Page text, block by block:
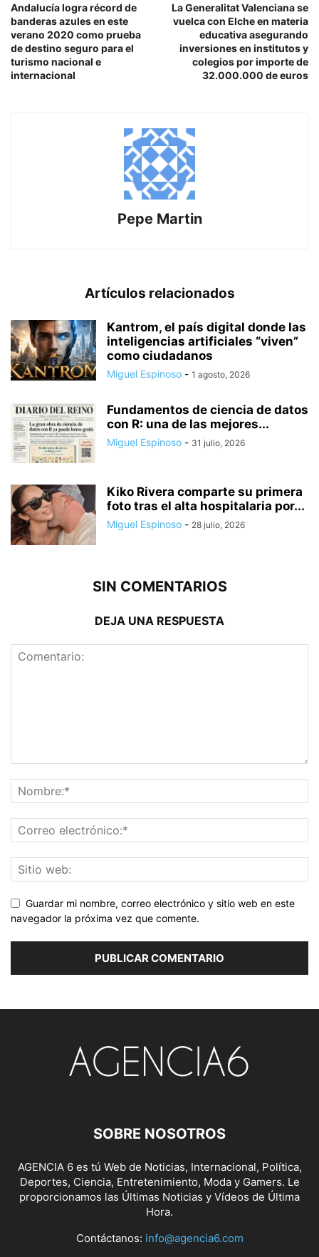
Andalucía logra récord de
banderas azules en este
verano 2020 como prueba
de destino seguro para el
turismo nacional e
internacional
La Generalitat Valenciana se
vuelca con Elche en materia
educativa asegurando
inversiones en institutos y
colegios por importe de
32.000.000 de euros
Pepe Martin
Artículos relacionados
Kantrom, el país digital donde las
inteligencias artificiales “viven”
como ciudadanos
Miguel Espinoso - 1 agosto, 2026
Fundamentos de ciencia de datos
con R: una de las mejores...
Miguel Espinoso - 31 julio, 2026
Kiko Rivera comparte su primera
foto tras el alta hospitalaria por...
Miguel Espinoso - 28 julio, 2026
SIN COMENTARIOS
DEJA UNA RESPUESTA
Guardar mi nombre, correo electrónico y sitio web en este
navegador la próxima vez que comente.
SOBRE NOSOTROS
AGENCIA 6 es tú Web de Noticias, Internacional, Política,
Deportes, Ciencia, Entretenimiento, Moda y Gamers. Le
proporcionamos las Últimas Noticias y Vídeos de Última
Hora.
Contáctanos: info@agencia6.com